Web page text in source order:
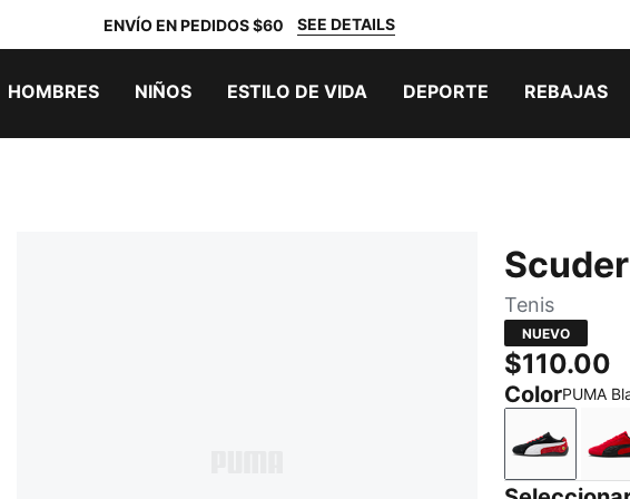
ENVÍO EN PEDIDOS $60 SEE DETAILS
HOMBRES NIÑOS ESTILO DE VIDA DEPORTE REBAJAS
Tenis
NUEVO
$110.00
ColorPUMA
PUMA